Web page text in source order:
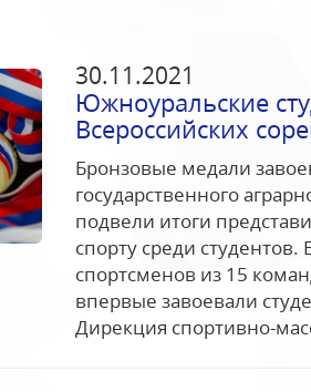
30.11.2021
Южноуральские
Всероссийских
Бронзовые медали
государственного
подвели итоги
спорту среди
спортсменов из 15
впервые завоевали
Дирекция спортивно-